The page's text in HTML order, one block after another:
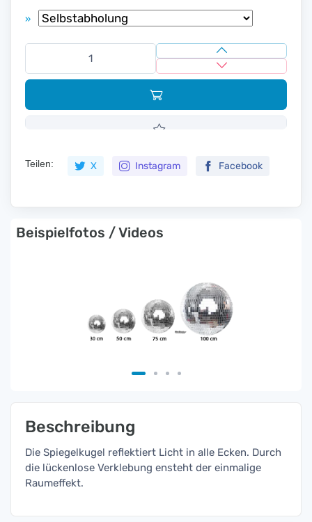
»
Teilen: X Instagram Facebook
Beispielfotos / Videos
Beschreibung
Die Spiegelkugel reflektiert Licht in alle Ecken. Durch
die lückenlose Verklebung ensteht der einmalige
Raumeffekt.